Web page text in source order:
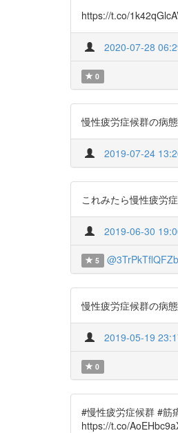
https://t.co/
2020-07-28
0
慢性疲労症候群の病
2019-07-24
これみたら慢性疲労
2019-06-30
5
慢性疲労症候群の病
2019-05-19
0
#慢性疲労症候群 #筋
https://t.co/